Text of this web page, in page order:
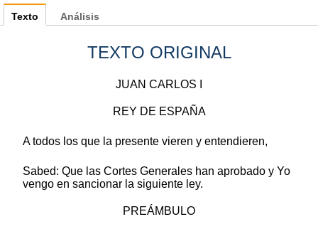
Texto
TEXTO ORIGINAL
JUAN CARLOS I
REY DE ESPAÑA
A todos los que la presente vieren y entendieren,
Sabed: Que las Cortes Generales han aprobado y Yo
vengo en sancionar la siguiente ley.
PREÁMBULO
Análisis